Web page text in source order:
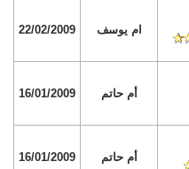
ام يوسف 22/02/2009
أم حاتم 16/01/2009
أم حاتم 16/01/2009